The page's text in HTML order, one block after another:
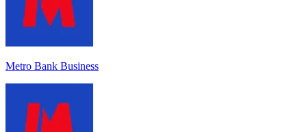
Metro Bank Business